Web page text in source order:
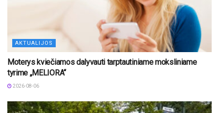
AKTUALIJOS
Moterys kviečiamos dalyvauti tarptautiniame moksliniame
tyrime „MELIORA“
2026-08-06